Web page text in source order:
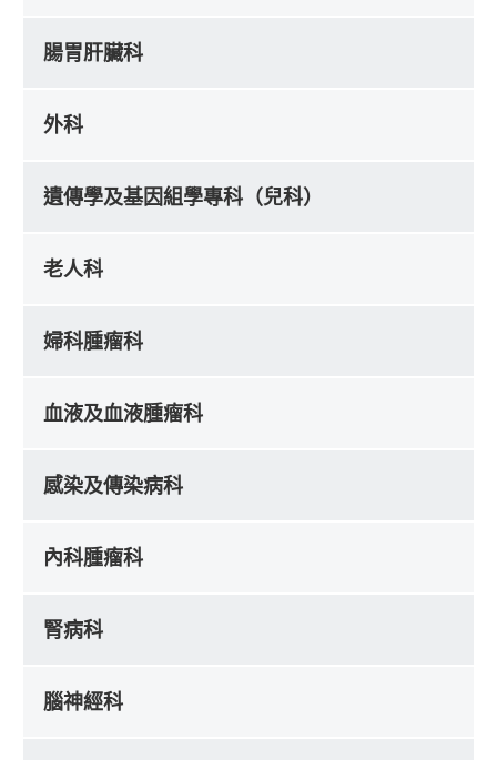
腸胃肝臟科
外科
遺傳學及基因組學專科（兒科）
老人科
婦科腫瘤科
血液及血液腫瘤科
感染及傳染病科
內科腫瘤科
腎病科
腦神經科